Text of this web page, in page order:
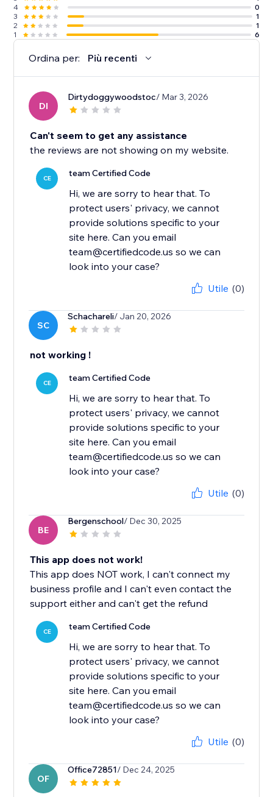
4
0
3
1
2
1
1
6
Ordina per: Più recenti
DI
Dirtydoggywoodstoc/ Mar 3, 2026
Can't seem to get any assistance
the reviews are not showing on my website.
CE team Certified Code
Hi, we are sorry to hear that. To
protect users' privacy, we cannot
provide solutions specific to your
site here. Can you email
team@certifiedcode.us so we can
look into your case?
Utile (0)
SC
Schachareli/ Jan 20, 2026
not working !
CE team Certified Code
Hi, we are sorry to hear that. To
protect users' privacy, we cannot
provide solutions specific to your
site here. Can you email
team@certifiedcode.us so we can
look into your case?
Utile (0)
BE
Bergenschool/ Dec 30, 2025
This app does not work!
This app does NOT work, I can't connect my
business profile and I can't even contact the
support either and can't get the refund
CE team Certified Code
Hi, we are sorry to hear that. To
protect users' privacy, we cannot
provide solutions specific to your
site here. Can you email
team@certifiedcode.us so we can
look into your case?
Utile (0)
OF
Office72851/ Dec 24, 2025